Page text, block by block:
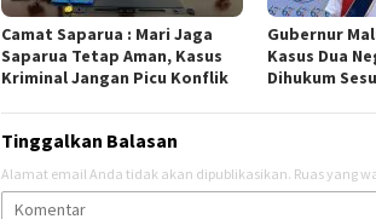
Camat Saparua : Mari Jaga
Saparua Tetap Aman, Kasus
Kriminal Jangan Picu Konflik
Gubernur
Kasus Dua
Dihukum
Tinggalkan Balasan
Alamat email Anda tidak akan dipublikasikan. Ruas yang